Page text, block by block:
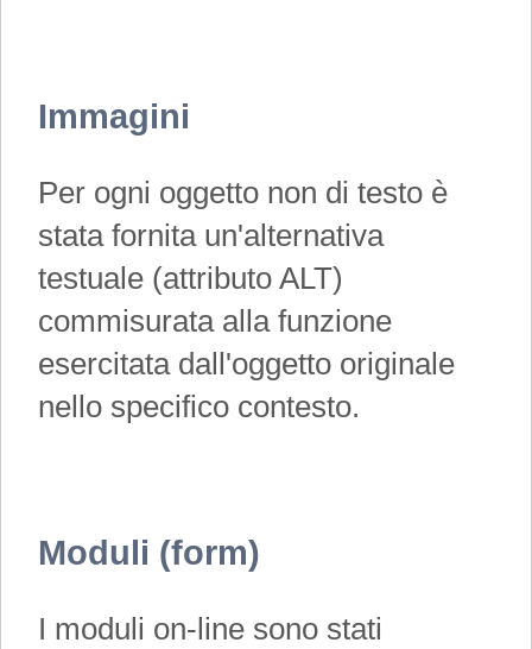
Immagini
Per ogni oggetto non di testo è
stata fornita un'alternativa
testuale (attributo ALT)
commisurata alla funzione
esercitata dall'oggetto originale
nello specifico contesto.
Moduli (form)
I moduli on-line sono stati